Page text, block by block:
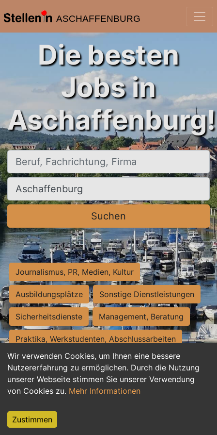
ASCHAFFENBURG
Wir verwenden Cookies, um Ihnen eine bessere
Nutzererfahrung zu ermöglichen. Durch die Nutzung
unserer Webseite stimmen Sie unserer Verwendung
von Cookies zu. Mehr Informationen
Zustimmen
Die besten
Jobs in
Aschaffenburg!
Beruf, Fachrichtung, Firma
Ort, Stadt
Suchen
Journalismus, PR, Medien, Kultur
Ausbildungsplätze Sonstige Dienstleistungen
Sicherheitsdienste Management, Beratung
Praktika, Werkstudenten, Abschlussarbeiten
Personalwesen Assistenz, Sekretariat
Hilfskräfte, Aushilfs- und Nebenjobs
Weiterbildung, Studium, duale Ausbildung